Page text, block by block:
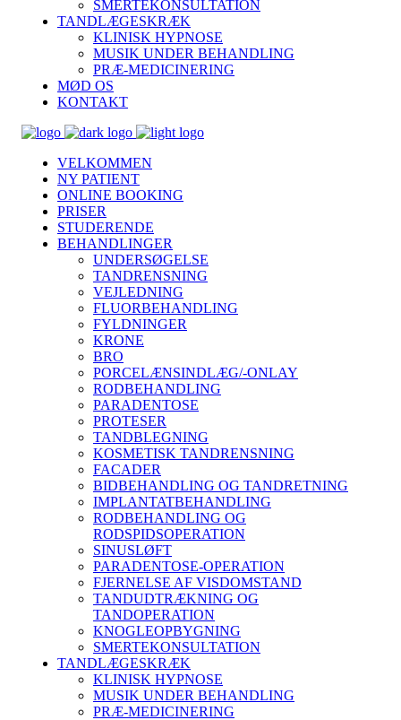
SMERTEKONSULTATION
TANDLÆGESKRÆK
KLINISK HYPNOSE
MUSIK UNDER BEHANDLING
PRÆ-MEDICINERING
MØD OS
KONTAKT
VELKOMMEN
NY PATIENT
ONLINE BOOKING
PRISER
STUDERENDE
BEHANDLINGER
UNDERSØGELSE
TANDRENSNING
VEJLEDNING
FLUORBEHANDLING
FYLDNINGER
KRONE
BRO
PORCELÆNSINDLÆG/-ONLAY
RODBEHANDLING
PARADENTOSE
PROTESER
TANDBLEGNING
KOSMETISK TANDRENSNING
FACADER
BIDBEHANDLING OG TANDRETNING
IMPLANTATBEHANDLING
RODBEHANDLING OG
RODSPIDSOPERATION
SINUSLØFT
PARADENTOSE-OPERATION
FJERNELSE AF VISDOMSTAND
TANDUDTRÆKNING OG
TANDOPERATION
KNOGLEOPBYGNING
SMERTEKONSULTATION
TANDLÆGESKRÆK
KLINISK HYPNOSE
MUSIK UNDER BEHANDLING
PRÆ-MEDICINERING